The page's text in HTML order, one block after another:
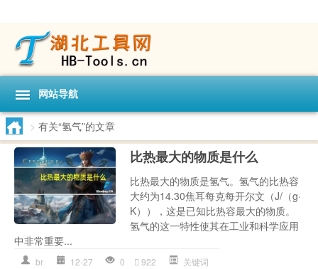
网站导航
> 有关“氢气”的文章
比热最大的物质是什么
比热最大的物质是氢气。氢气的比热容
大约为14.30焦耳每克每开尔文（J/（g·
K）），这是已知比热容最大的物质。
氢气的这一特性使其在工业和科学应用
中非常重要...
br 12-27 0 922 关键词